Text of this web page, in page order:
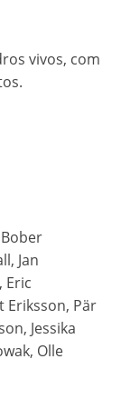
vivos, com
Jan
Eric
Eriksson, Pär
Jessika
Olle